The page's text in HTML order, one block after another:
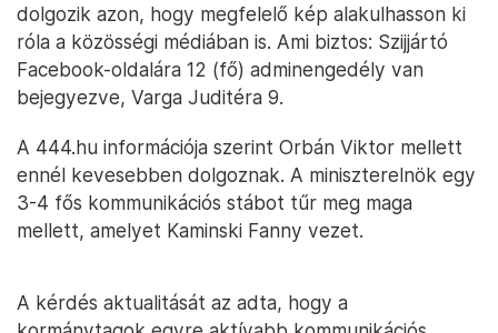
dolgozik azon, hogy megfelelő kép alakulhasson ki
róla a közösségi médiában is. Ami biztos: Szijjártó
Facebook-oldalára 12 (fő) adminengedély van
bejegyezve, Varga Juditéra 9.
A 444.hu információja szerint Orbán Viktor mellett
ennél kevesebben dolgoznak. A miniszterelnök egy
3-4 fős kommunikációs stábot tűr meg maga
mellett, amelyet Kaminski Fanny vezet.
A kérdés aktualitását az adta, hogy a